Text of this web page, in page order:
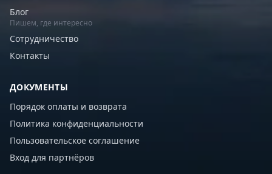
Блог
Пишем, где интересно
Сотрудничество
Контакты
ДОКУМЕНТЫ
Порядок оплаты и возврата
Политика конфиденциальности
Пользовательское соглашение
Вход для партнёров